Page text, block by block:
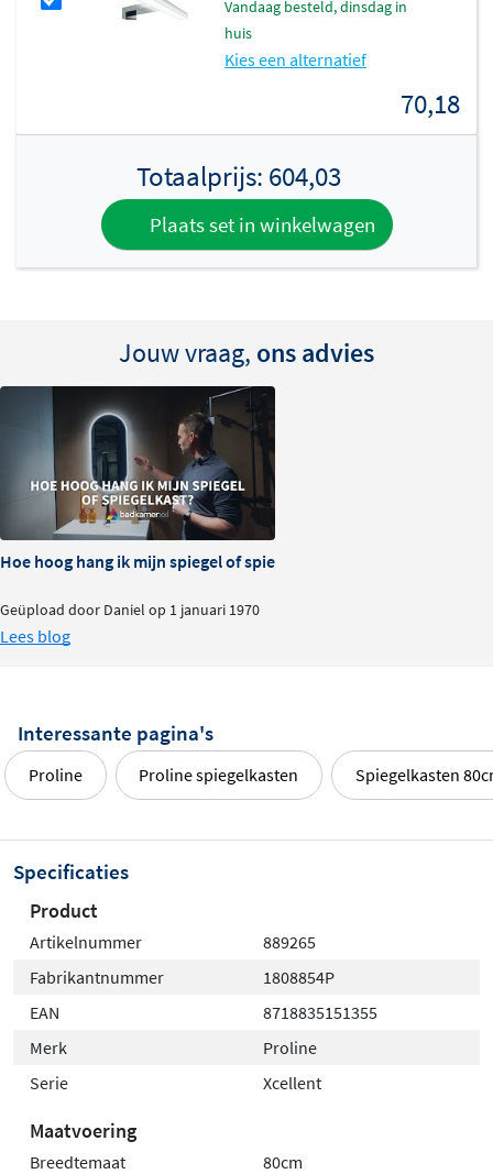
combineer met een kleur die past bij jouw
badkamermeubel: Raw oak, Ideal oak, Cabana oak, Mat
wit, Mat zwart of Glans wit. Zo creëer je een harmonieus
vandaag besteld, dinsdag in
huis
Kies een alternatief
70,18
Totaalprijs: 604,03
Plaats set in winkelwagen
Jouw vraag, ons advies
Hoe hoog hang ik mijn spiegel of spiegelkast?
Geüpload door Daniel op 1 januari 1970
Lees blog
Interessante pagina's
Proline Proline spiegelkasten Spiegelkasten
Specificaties
Product
Artikelnummer
889265
Fabrikantnummer
1808854P
EAN
8718835151355
Merk
Proline
Serie
Xcellent
Maatvoering
Breedtemaat
80cm